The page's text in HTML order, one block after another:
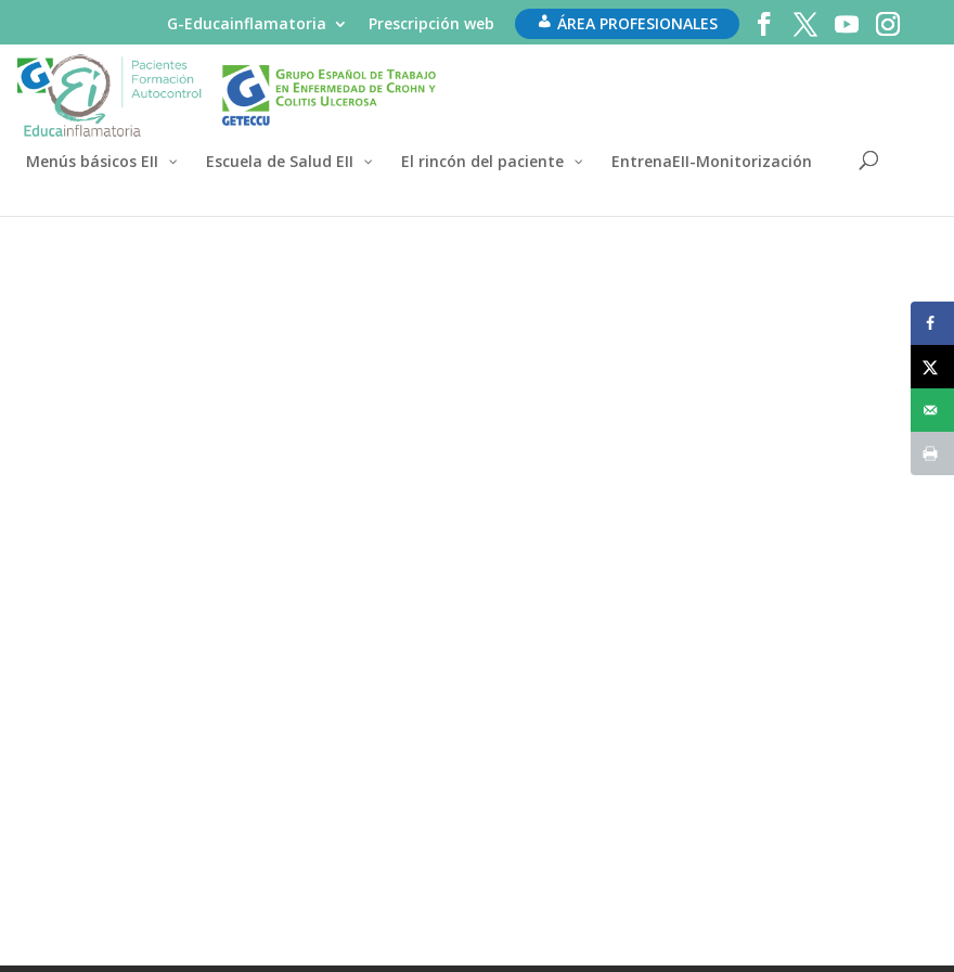
G-Educainflamatoria Prescripción web ÁREA PROFESIONALES
Menús básicos EII Escuela de Salud EII El rincón del paciente EntrenaEII-Monitorización